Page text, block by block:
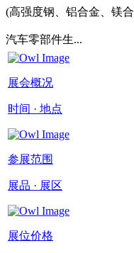
(高强度钢、铝合金、镁
汽车零部件生...
展会概况
时间 · 地点
参展范围
展品 · 展区
展位价格